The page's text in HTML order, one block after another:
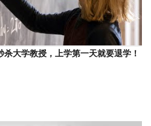
杀大学教授，上学第一天就要退学！